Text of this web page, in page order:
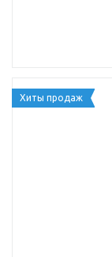
Хиты продаж